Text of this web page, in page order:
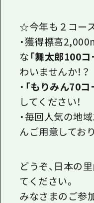
☆今年も２コー
・獲得標高
な「舞太郎100コ
わいませんか！？
・ 「もりみん70コ
してください！
・毎回人気の地
んご用意してお
どうぞ、日本の
てください。
みなさまのご参